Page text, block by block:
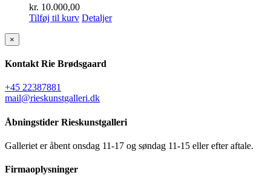
kr. 10.000,00
Tilføj til kurv Detaljer
Close
product
view
×
Kontakt Rie Brødsgaard
+45 22387881
mail@rieskunstgalleri.dk
Åbningstider Rieskunstgalleri
Galleriet er åbent onsdag 11-17 og søndag 11-15 eller efter aftale.
Firmaoplysninger